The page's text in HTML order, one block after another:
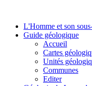
L'Homme et son
Guide géologique
Accueil
Cartes
Unités
Communes
Editer